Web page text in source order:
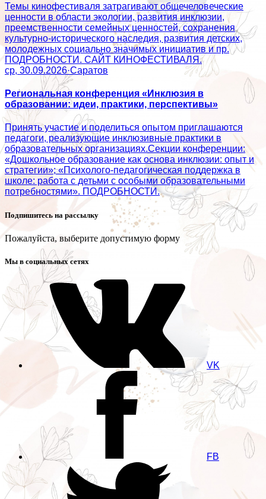
Темы кинофестиваля затрагивают общечеловеческие
ценности в области экологии, развития инклюзии,
преемственности семейных ценностей, сохранения
культурно-исторического наследия, развития детских,
молодежных социально значимых инициатив и пр.
ПОДРОБНОСТИ. САЙТ КИНОФЕСТИВАЛЯ.
ср, 30.09.2026·Саратов
Региональная конференция «Инклюзия в
образовании: идеи, практики, перспективы»
Принять участие и поделиться опытом приглашаются
педагоги, реализующие инклюзивные практики в
образовательных организациях.Секции конференции:
«Дошкольное образование как основа инклюзии: опыт и
стратегии»; «Психолого‑педагогическая поддержка в
школе: работа с детьми с особыми образовательными
потребностями». ПОДРОБНОСТИ.
Подпишитесь на рассылку
Пожалуйста, выберите допустимую форму
Мы в социальных сетях
VK
FB